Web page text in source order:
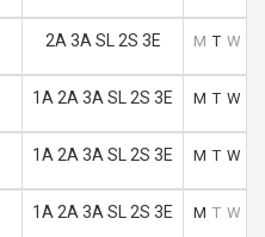
2A 3A SL 2S 3E M T W
1A 2A 3A SL 2S 3E M T W
1A 2A 3A SL 2S 3E M T W
1A 2A 3A SL 2S 3E M T W